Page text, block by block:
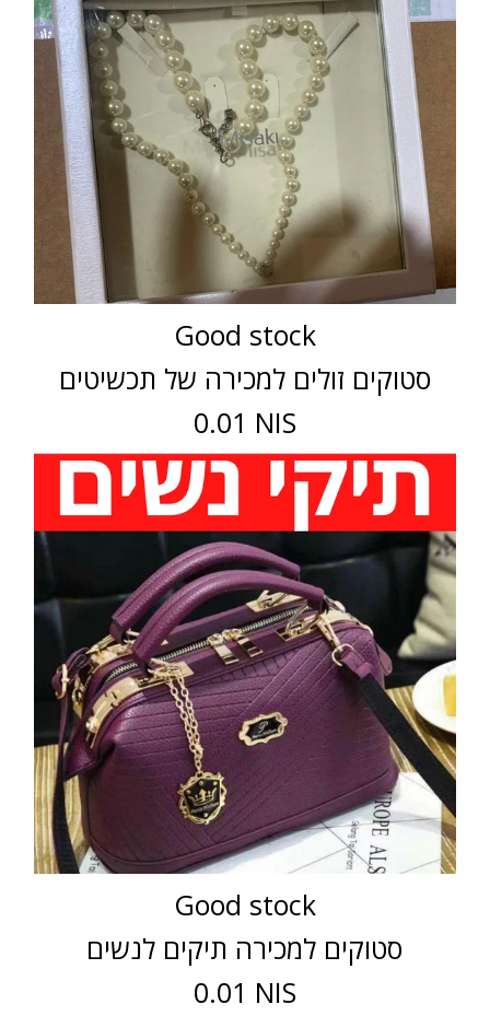
Good stock
סטוקים זולים למכירה של תכשיטים
0.01 NIS
Good stock
סטוקים למכירה תיקים לנשים
0.01 NIS